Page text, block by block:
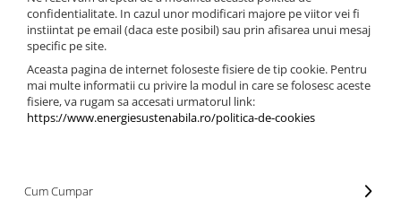
confidentialitate. In cazul unor modificari majore pe viitor vei fi
instiintat pe email (daca este posibil) sau prin afisarea unui mesaj
specific pe site.
Aceasta pagina de internet foloseste fisiere de tip cookie. Pentru
mai multe informatii cu privire la modul in care se folosesc aceste
fisiere, va rugam sa accesati urmatorul link:
https://www.energiesustenabila.ro/politica-de-cookies
Cum Cumpar